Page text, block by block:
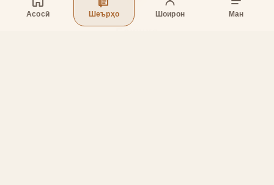
Асосӣ Шеърҳо Шоирон Ман